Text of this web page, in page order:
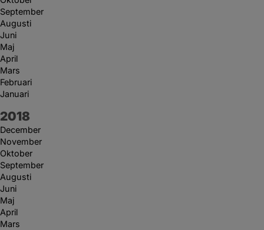
September
Augusti
Juni
Maj
April
Mars
Februari
Januari
År:
2018
December
November
Oktober
September
Augusti
Juni
Maj
April
Mars